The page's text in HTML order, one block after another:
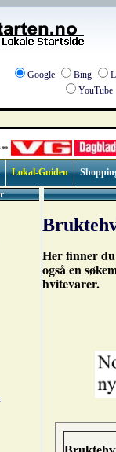
Google Bing
YouTube
Lokal-Guiden
Her finner
også en
hvitevarer.